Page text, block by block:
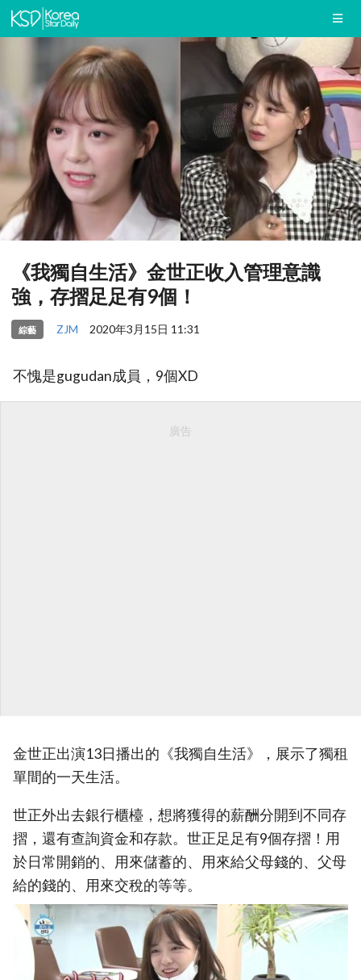
《我獨自生活》金世正收入管理意識
強，存摺足足有9個！
綜藝 ZJM 2020年3月15日 11:31
不愧是gugudan成員，9個XD
廣告
金世正出演13日播出的《我獨自生活》，展示了獨租
單間的一天生活。
世正外出去銀行櫃檯，想將獲得的薪酬分開到不同存
摺，還有查詢資金和存款。世正足足有9個存摺！用
於日常開銷的、用來儲蓄的、用來給父母錢的、父母
給的錢的、用來交稅的等等。